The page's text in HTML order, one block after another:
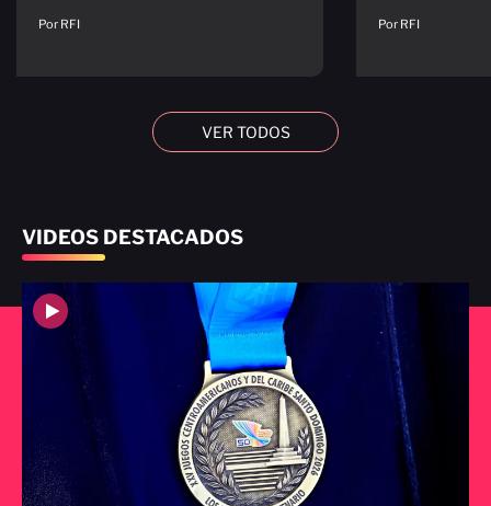
Por RFI Por RFI
VER TODOS
VIDEOS DESTACADOS